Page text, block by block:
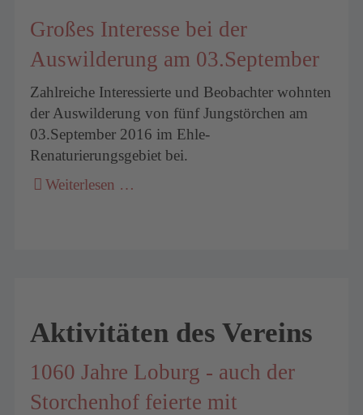
Großes Interesse bei der
Auswilderung am 03.September
Zahlreiche Interessierte und Beobachter wohnten
der Auswilderung von fünf Jungstörchen am
03.September 2016 im Ehle-
Renaturierungsgebiet bei.
Weiterlesen …
Aktivitäten des Vereins
1060 Jahre Loburg - auch der
Storchenhof feierte mit